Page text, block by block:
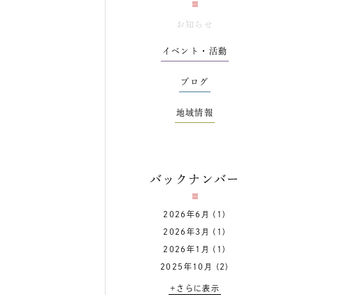
お知らせ
イベント・活動
ブログ
地域情報
バックナンバー
2026年6月 (1)
2026年3月 (1)
2026年1月 (1)
2025年10月 (2)
+さらに表示